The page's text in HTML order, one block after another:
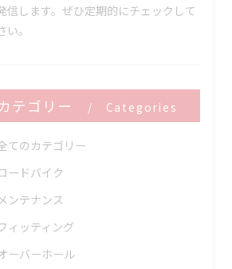
信します。ぜひ定期的にチェックして
い。
テゴリー Categories
てのカテゴリー
ードバイク
ンテナンス
ィッティング
ーバーホール